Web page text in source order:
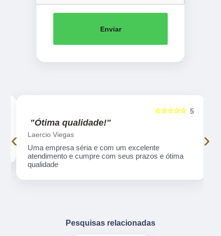
Enviar
5
☆☆☆☆☆
"Ótima qualidade!"
Laercio Viegas
Uma empresa séria e com um excelente
atendimento e cumpre com seus prazos e ótima
qualidade
‹ ›
Pesquisas relacionadas